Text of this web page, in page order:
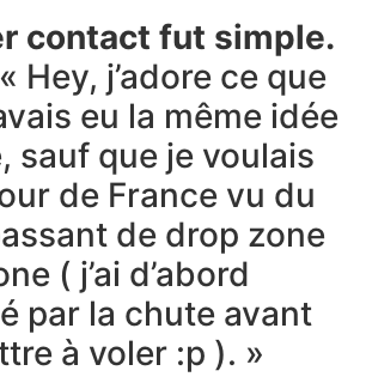
contact fut simple.
Hey, j’adore ce que
eu la même idée
sauf que je voulais
de France vu du
de drop zone
( j’ai d’abord
par la chute avant
à voler :p ). »